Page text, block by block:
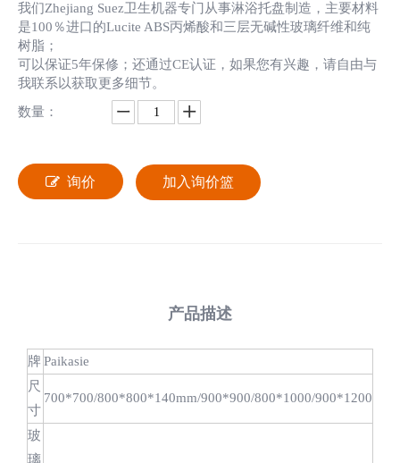
我们Zhejiang Suez卫生机器专门从事淋浴托盘制造，主要材料
是100％进口的Lucite ABS丙烯酸和三层无碱性玻璃纤维和纯
树脂；
可以保证5年保修；还通过CE认证，如果您有兴趣，请自由与
我联系以获取更多细节。
数量：
询价 加入询价篮
产品描述
牌 Paikasie
尺
寸
700*700/800*800*140mm/900*900/800*1000/900*1200
玻
璃